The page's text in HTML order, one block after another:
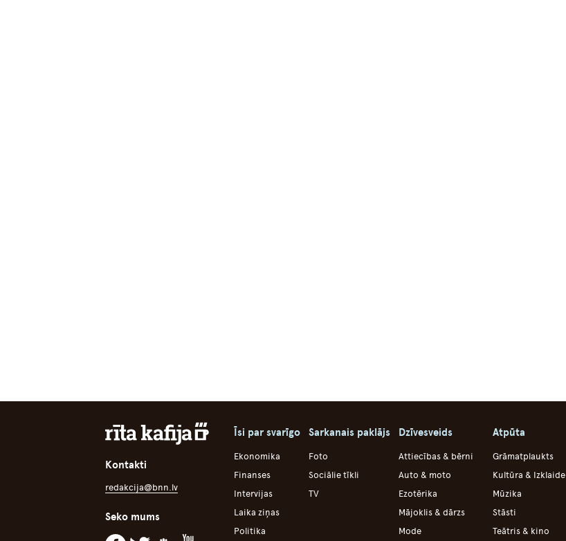
Kontakti
redakcija@bnn.lv
Seko mums
Īsi par svarīgo
Ekonomika
Finanses
Intervijas
Laika ziņas
Politika
Sarkanais paklājs
Foto
Sociālie tīkli
TV
Dzīvesveids
Attiecības & bērni
Auto & moto
Ezotērika
Mājoklis & dārzs
Mode
Atpūta
Grāmatplaukts
Kultūra & Izklaide
Mūzika
Stāsti
Teātris & kino